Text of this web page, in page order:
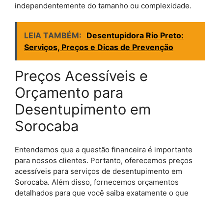
independentemente do tamanho ou complexidade.
LEIA TAMBÉM: Desentupidora Rio Preto:
Serviços, Preços e Dicas de Prevenção
Preços Acessíveis e
Orçamento para
Desentupimento em
Sorocaba
Entendemos que a questão financeira é importante
para nossos clientes. Portanto, oferecemos preços
acessíveis para serviços de desentupimento em
Sorocaba. Além disso, fornecemos orçamentos
detalhados para que você saiba exatamente o que